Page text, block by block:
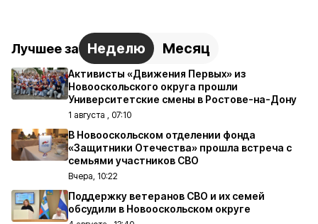
Лучшее за Неделю Месяц
Активисты «Движения Первых» из
Новооскольского округа прошли
Университетские смены в Ростове-на-Дону
1 августа , 07:10
В Новооскольском отделении фонда
«Защитники Отечества» прошла встреча с
семьями участников СВО
Вчера, 10:22
Поддержку ветеранов СВО и их семей
обсудили в Новооскольском округе